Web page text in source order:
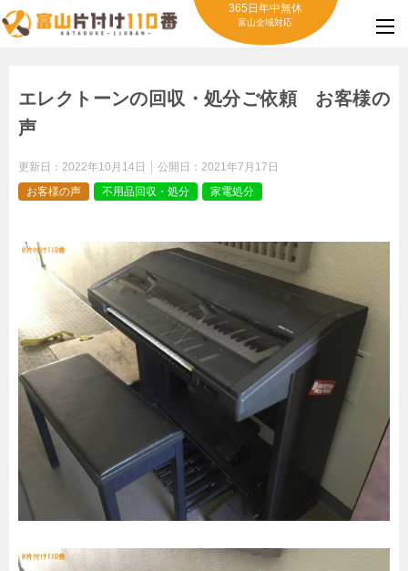
365日年中無休
富山全域対応
エレクトーンの回収・処分ご依頼 お客様の
声
更新日： 2022年10月14日 公開日： 2021年7月17日
お客様の声
不用品回収・処分 家電処分